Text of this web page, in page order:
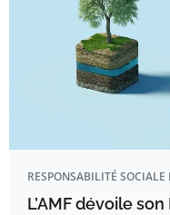
RESPONSABILITÉ SOCIALE
L’AMF dévoile